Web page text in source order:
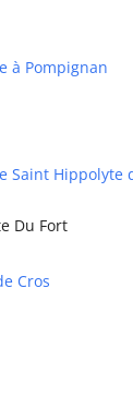
à Pompignan
Saint Hippolyte
Du Fort
Cros